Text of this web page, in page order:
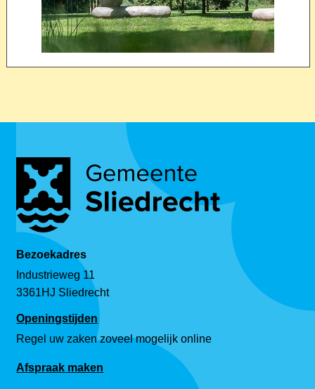
Bezoekadres
Industrieweg 11
3361HJ Sliedrecht
Openingstijden
Regel uw zaken zoveel mogelijk online
Afspraak maken